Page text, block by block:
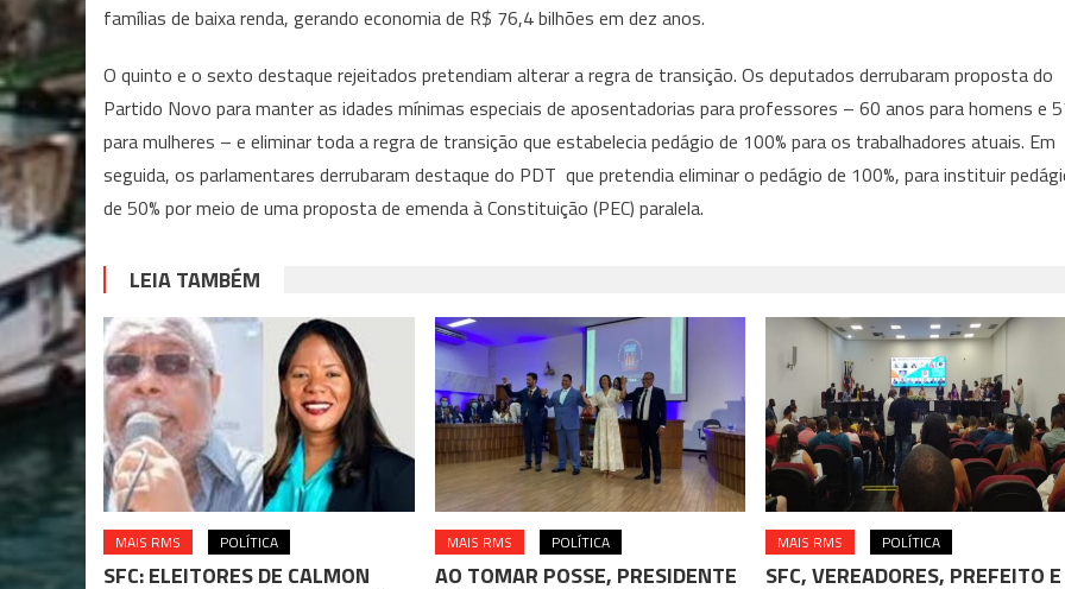
famílias de baixa renda, gerando economia de R$ 76,4 bilhões em dez anos.
O quinto e o sexto destaque rejeitados pretendiam alterar a regra de transição. Os deputados derrubaram proposta do
Partido Novo para manter as idades mínimas especiais de aposentadorias para professores – 60 anos para homens e
para mulheres – e eliminar toda a regra de transição que estabelecia pedágio de 100% para os trabalhadores atuais. Em
seguida, os parlamentares derrubaram destaque do PDT que pretendia eliminar o pedágio de 100%, para instituir
de 50% por meio de uma proposta de emenda à Constituição (PEC) paralela.
LEIA TAMBÉM
MAIS RMS POLÍTICA
SFC: ELEITORES DE CALMON
MAIS RMS POLÍTICA
AO TOMAR POSSE, PRESIDENTE
MAIS RMS POLÍTICA
SFC, VEREADORES, PREFEITO E